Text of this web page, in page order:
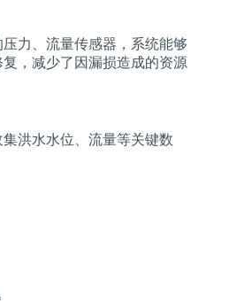
力、流量传感器，系统能够
，减少了因漏损造成的资源
洪水水位、流量等关键数